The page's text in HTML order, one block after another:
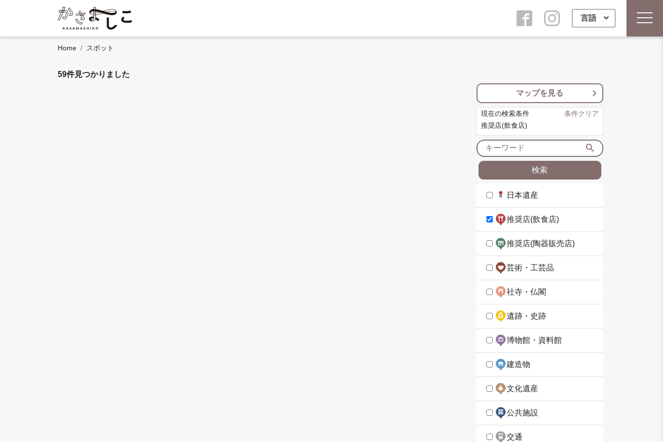
言語
Home スポット
59件見つかりました
マップを見る keyboard_arrow_right
現在の検索条件
条件クリア
推奨店(飲食店)
search
日本遺産
推奨店(飲食店)
推奨店(陶器販売店)
芸術・工芸品
社寺・仏閣
遺跡・史跡
博物館・資料館
建造物
文化遺産
公共施設
交通